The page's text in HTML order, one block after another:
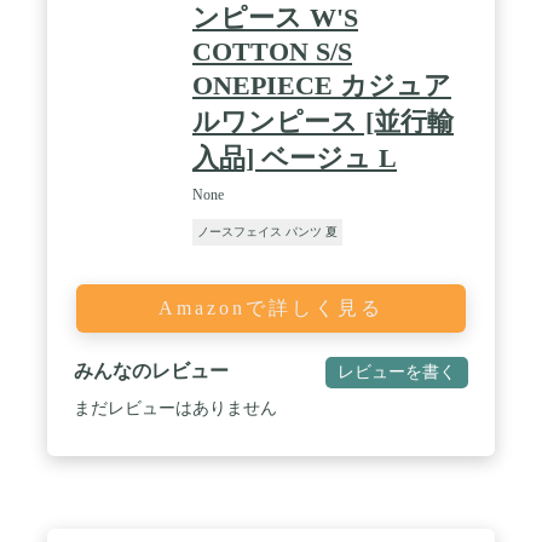
ンピース W'S
COTTON S/S
ONEPIECE カジュア
ルワンピース [並行輸
入品] ベージュ L
None
ノースフェイス パンツ 夏
Amazonで詳しく見る
みんなのレビュー レビューを書く
まだレビューはありません